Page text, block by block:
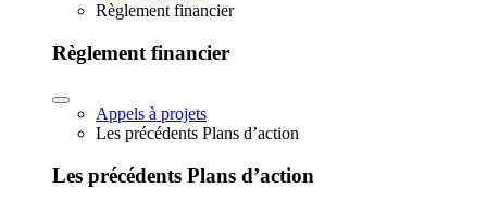
Règlement financier
Règlement financier
Appels à projets
Les précédents Plans d’action
Les précédents Plans d’action